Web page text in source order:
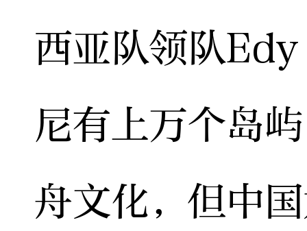
西亚队领队
尼有上万个岛
舟文化，但中